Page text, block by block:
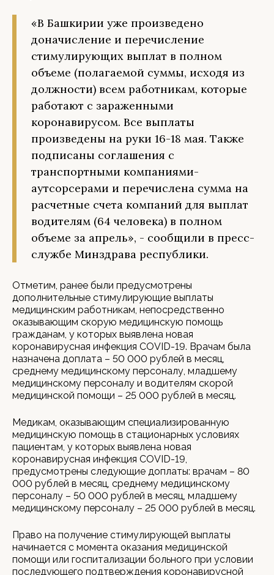
«В Башкирии уже произведено
доначисление и перечисление
стимулирующих выплат в полном
объеме (полагаемой суммы, исходя из
должности) всем работникам, которые
работают с зараженными
коронавирусом. Все выплаты
произведены на руки 16-18 мая. Также
подписаны соглашения с
транспортными компаниями-
аутсорсерами и перечислена сумма на
расчетные счета компаний для выплат
водителям (64 человека) в полном
объеме за апрель», - сообщили в пресс-
службе Минздрава республики.
Отметим, ранее были предусмотрены
дополнительные стимулирующие выплаты
медицинским работникам, непосредственно
оказывающим скорую медицинскую помощь
гражданам, у которых выявлена новая
коронавирусная инфекция COVID-19. Врачам была
назначена доплата – 50 000 рублей в месяц,
среднему медицинскому персоналу, младшему
медицинскому персоналу и водителям скорой
медицинской помощи – 25 000 рублей в месяц.
Медикам, оказывающим специализированную
медицинскую помощь в стационарных условиях
пациентам, у которых выявлена новая
коронавирусная инфекция COVID-19,
предусмотрены следующие доплаты: врачам – 80
000 рублей в месяц, среднему медицинскому
персоналу – 50 000 рублей в месяц, младшему
медицинскому персоналу – 25 000 рублей в месяц.
Право на получение стимулирующей выплаты
начинается с момента оказания медицинской
помощи или госпитализации больного при условии
последующего подтверждения коронавирусной